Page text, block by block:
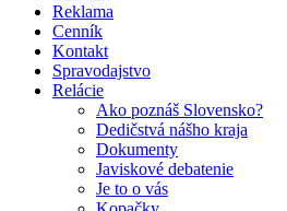
Reklama
Cenník
Kontakt
Spravodajstvo
Relácie
Ako poznáš Slovensko?
Dedičstvá nášho kraja
Dokumenty
Javiskové debatenie
Je to o vás